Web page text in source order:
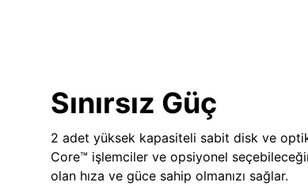
Sınırsız Güç
2 adet yüksek kapasiteli sabit disk ve
Core™ işlemciler ve opsiyonel
olan hıza ve güce sahip olmanızı sağlar.